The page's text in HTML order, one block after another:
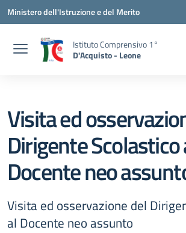
Vai ai contenuti
Vai al menu di navigazione
Vai al footer
Ministero dell'Istruzione e del Merito
Istituto Comprensivo 1°
D'Acquisto - Leone
Visita ed
Dirigente Scolastico
Docente neo
Visita ed osservazione del
al Docente neo assunto